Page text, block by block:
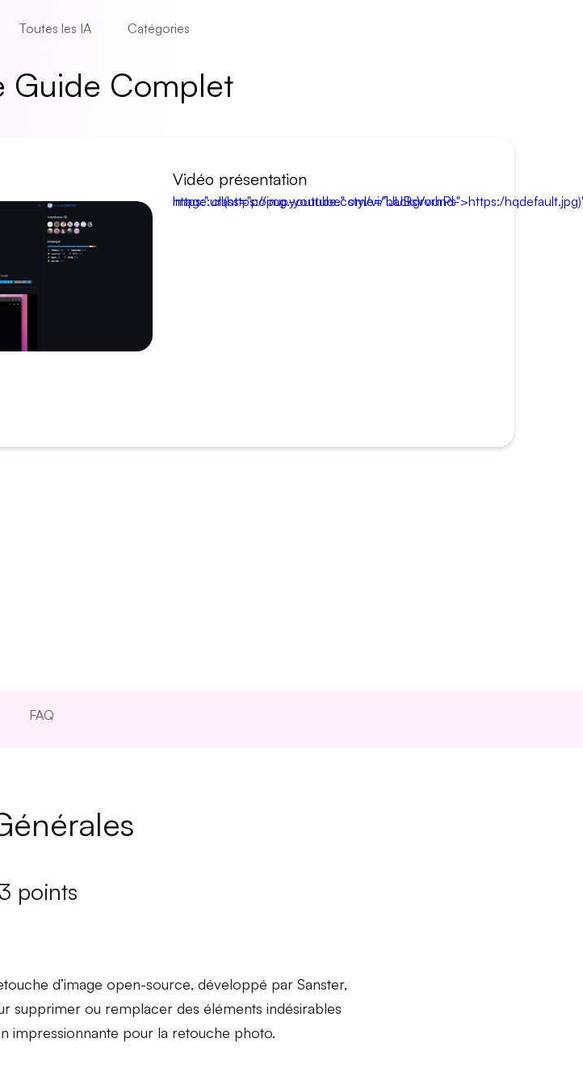
Toutes les IA Catégories
Guide Complet
Vidéo présentation
https:" class="popup-youtube" style="background-image:url(https://img.youtube.com/vi/1JUBsVvrhPs">https:/
FAQ
points
d’image open-source, développé par Sanster,
supprimer ou remplacer des éléments indésirables
impressionnante pour la retouche photo.